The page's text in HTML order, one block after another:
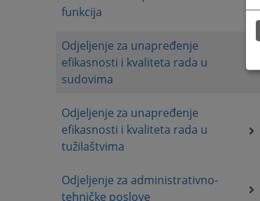
funkcija
Odjeljenje za unapređenje
efikasnosti i kvaliteta rada u
sudovima
Odjeljenje za unapređenje
efikasnosti i kvaliteta rada u
tužilaštvima
Odjeljenje za administrativno-
tehničke poslove